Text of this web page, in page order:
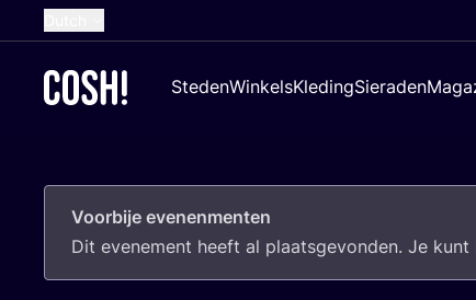
French
German
Croatian
StedenWinkelsKledingSieraden
Voorbije evenenmenten
Dit eve­ne­ment heeft al plaats­ge­von­den. Je